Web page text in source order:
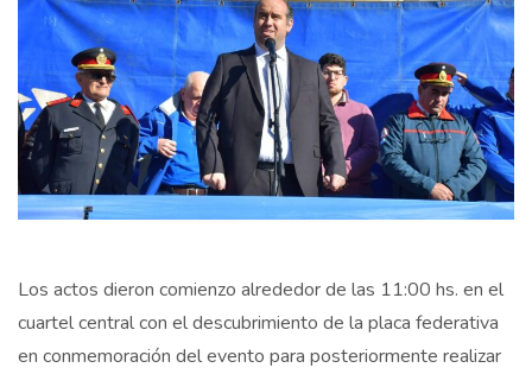
Los actos dieron comienzo alrededor de las 11:00 hs. en el
cuartel central con el descubrimiento de la placa federativa
en conmemoración del evento para posteriormente realizar